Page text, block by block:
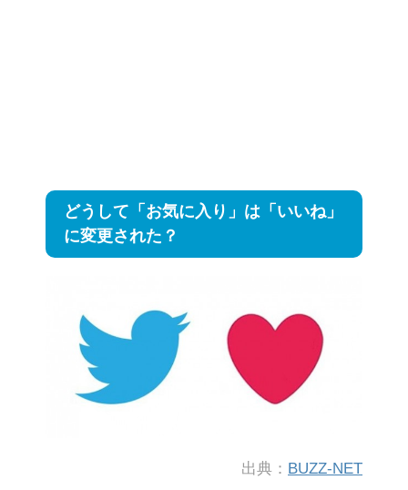
どうして「お気に入り」は「いいね」
に変更された？
出典： BUZZ-NET